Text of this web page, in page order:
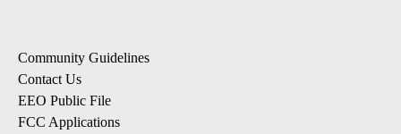
Community Guidelines
Contact Us
EEO Public File
FCC Applications